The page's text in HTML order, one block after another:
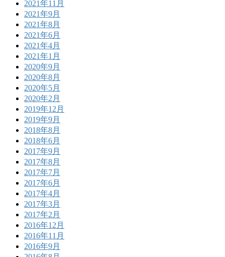
2021年11月
2021年9月
2021年8月
2021年6月
2021年4月
2021年1月
2020年9月
2020年8月
2020年5月
2020年2月
2019年12月
2019年9月
2018年8月
2018年6月
2017年9月
2017年8月
2017年7月
2017年6月
2017年4月
2017年3月
2017年2月
2016年12月
2016年11月
2016年9月